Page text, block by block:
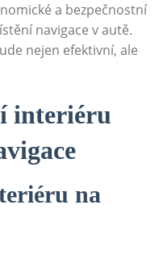
⁢a bezpečnostní
navigace v autě.
nejen efektivní,⁣ ale
interiéru⁣
na⁣